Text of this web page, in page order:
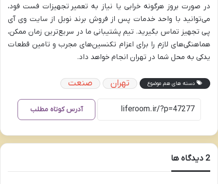
در صورت بروز هرگونه خرابی یا نیاز به تعمیر تجهیزات فست فود،
می‌توانید با واحد خدمات پس از فروش برند نوبل از سایت وی آی
پی تجهیز تماس بگیرید. تیم پشتیبانی ما در سریع‌ترین زمان ممکن،
هماهنگی‌های لازم را برای اعزام تکنسین‌های مجرب و تامین قطعات
یدکی به محل شما در تهران انجام خواهد داد.
دسته های هم موضوع تهران صنعت
آدرس کوتاه مطلب
‫2 دیدگاه ها